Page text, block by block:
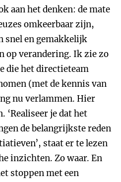
aan het denken: de mate
omkeerbaar zijn,
snel en gemakkelijk
op verandering. Ik zie zo
die het directieteam
(met de kennis van
nu verlammen. Hier
‘Realiseer je dat het
de belangrijkste reden
staat er te lezen
inzichten. Zo waar. En
stoppen met een